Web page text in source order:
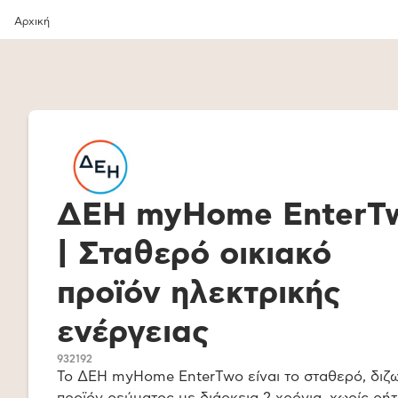
Αρχική
ΔΕΗ myHome
| Σταθερό οικιακό
προϊόν ηλεκτρικής
ενέργειας
932192
Το ΔΕΗ myHome EnterTwo είναι το σταθερό,